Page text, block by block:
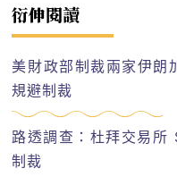
衍伸閱讀
美財政部制裁兩家伊朗
規避制裁
路透調查：杜拜交易
制裁